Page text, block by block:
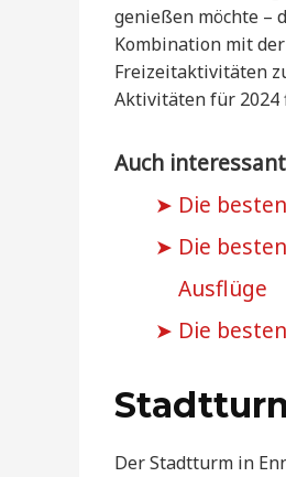
genießen möchte –
Kombination mit
Freizeitaktivitäten
Aktivitäten für 2024
Auch
Die
Die
Ausflüge
Die
Der Stadtturm in